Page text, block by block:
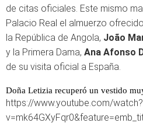
de citas oficiales. Este mismo
Palacio Real el almuerzo
la República de Angola, João
y la Primera Dama, Ana Afonso
de su visita oficial a España.
Doña Letizia recuperó un vestido
https://www.youtube.com/watch?